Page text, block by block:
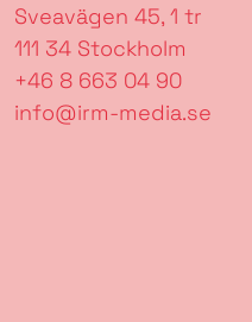
Sveavägen 45, 1 tr
111 34 Stockholm
+46 8 663 04 90
info@irm-media.se